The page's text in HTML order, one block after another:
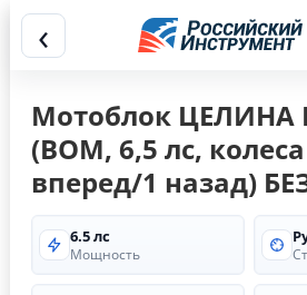
‹
Мотоблок ЦЕЛИНА
(ВОМ, 6,5 лс,
вперед/1 назад)
6.5 лс
Мощность